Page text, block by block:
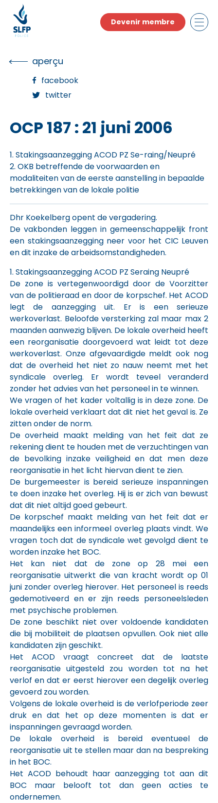
content
Devenir membre
aperçu
facebook
twitter
OCP 187 : 21 juni 2006
1. Stakingsaanzegging ACOD PZ Se-raing/Neupré
2. OKB betreffende de voorwaarden en
modaliteiten van de eerste aanstelling in bepaalde
betrekkingen van de lokale politie
Dhr Koekelberg opent de vergadering.
De vakbonden leggen in gemeenschappelijk front
een stakingsaanzegging neer voor het CIC Leuven
en dit inzake de arbeidsomstandigheden.
1. Stakingsaanzegging ACOD PZ Seraing Neupré
De zone is vertegenwoordigd door de Voorzitter
van de politieraad en door de korpschef. Het ACOD
legt de aanzegging uit. Er is een serieuze
werkoverlast. Beloofde versterking zal maar max 2
maanden aanwezig blijven. De lokale overheid heeft
een reorganisatie doorgevoerd wat leidt tot deze
werkoverlast. Onze afgevaardigde meldt ook nog
dat de overheid het niet zo nauw neemt met het
syndicale overleg. Er wordt teveel veranderd
zonder het advies van het personeel in te winnen.
We vragen of het kader voltallig is in deze zone. De
lokale overheid verklaart dat dit niet het geval is. Ze
zitten onder de norm.
De overheid maakt melding van het feit dat ze
rekening dient te houden met de verzuchtingen van
de bevolking inzake veiligheid en dat men deze
reorganisatie in het licht hiervan dient te zien.
De burgemeester is bereid serieuze inspanningen
te doen inzake het overleg. Hij is er zich van bewust
dat dit niet altijd goed gebeurt.
De korpschef maakt melding van het feit dat er
maandelijks een informeel overleg plaats vindt. We
vragen toch dat de syndicale wet gevolgd dient te
worden inzake het BOC.
Het kan niet dat de zone op 28 mei een
reorganisatie uitwerkt die van kracht wordt op 01
juni zonder overleg hierover. Het personeel is reeds
gedemotiveerd en er zijn reeds personeelsleden
met psychische problemen.
De zone beschikt niet over voldoende kandidaten
die bij mobiliteit de plaatsen opvullen. Ook niet alle
kandidaten zijn geschikt.
Het ACOD vraagt concreet dat de laatste
reorganisatie uitgesteld zou worden tot na het
verlof en dat er eerst hierover een degelijk overleg
gevoerd zou worden.
Volgens de lokale overheid is de verlofperiode zeer
druk en dat het op deze momenten is dat er
inspanningen gevraagd worden.
De lokale overheid is bereid eventueel de
reorganisatie uit te stellen maar dan na bespreking
in het BOC.
Het ACOD behoudt haar aanzegging tot aan dit
BOC maar belooft tot dan geen acties te
ondernemen.